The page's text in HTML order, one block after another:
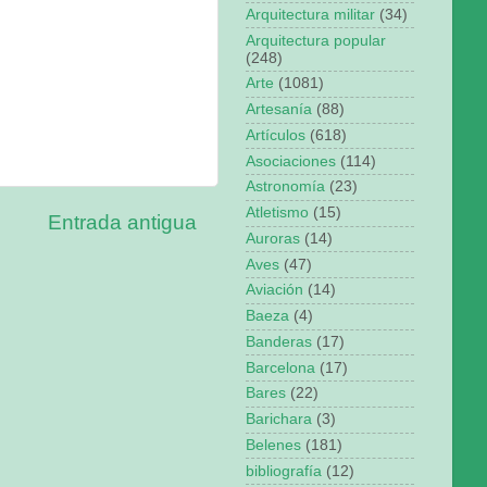
Entrada antigua
Arquitectura militar (34)
Arquitectura popular
(248)
Arte (1081)
Artesanía (88)
Artículos (618)
Asociaciones (114)
Astronomía (23)
Atletismo (15)
Auroras (14)
Aves (47)
Aviación (14)
Baeza (4)
Banderas (17)
Barcelona (17)
Bares (22)
Barichara (3)
Belenes (181)
bibliografía (12)